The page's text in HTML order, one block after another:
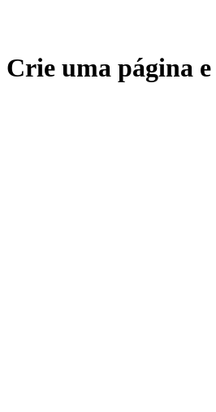
Crie uma página